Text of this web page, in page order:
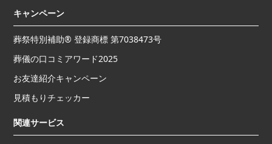
キャンペーン
葬祭特別補助® 登録商標 第7038473号
葬儀の口コミアワード2025
お友達紹介キャンペーン
見積もりチェッカー
関連サービス